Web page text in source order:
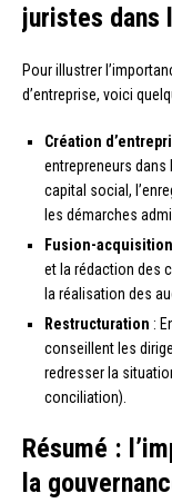
juristes dans
Pour illustrer
d’entreprise, voici
Création
entrepreneurs
capital social,
les démarches
Fusion-acquisition
et la rédaction des
la réalisation des
Restructuration :
conseillent les
redresser la
conciliation).
Résumé :
la